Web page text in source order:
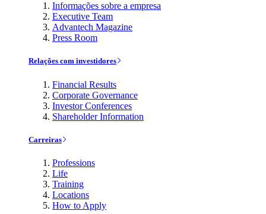
Informações sobre a empresa
Executive Team
Advantech Magazine
Press Room
Relações com investidores
Financial Results
Corporate Governance
Investor Conferences
Shareholder Information
Carreiras
Professions
Life
Training
Locations
How to Apply